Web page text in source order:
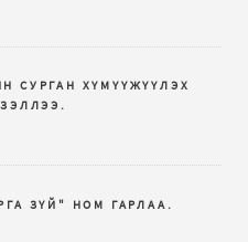
СУРГАН ХҮМҮҮЖҮҮЛЭХ
ЗҮЙ" НОМ ГАРЛАА.